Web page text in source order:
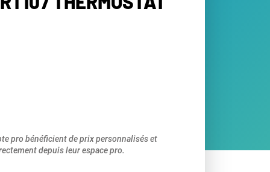
pro bénéficient de prix personnalisés et
depuis leur espace pro.